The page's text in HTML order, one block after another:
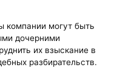
компании могут быть
дочерними
их взыскание в
разбирательств.